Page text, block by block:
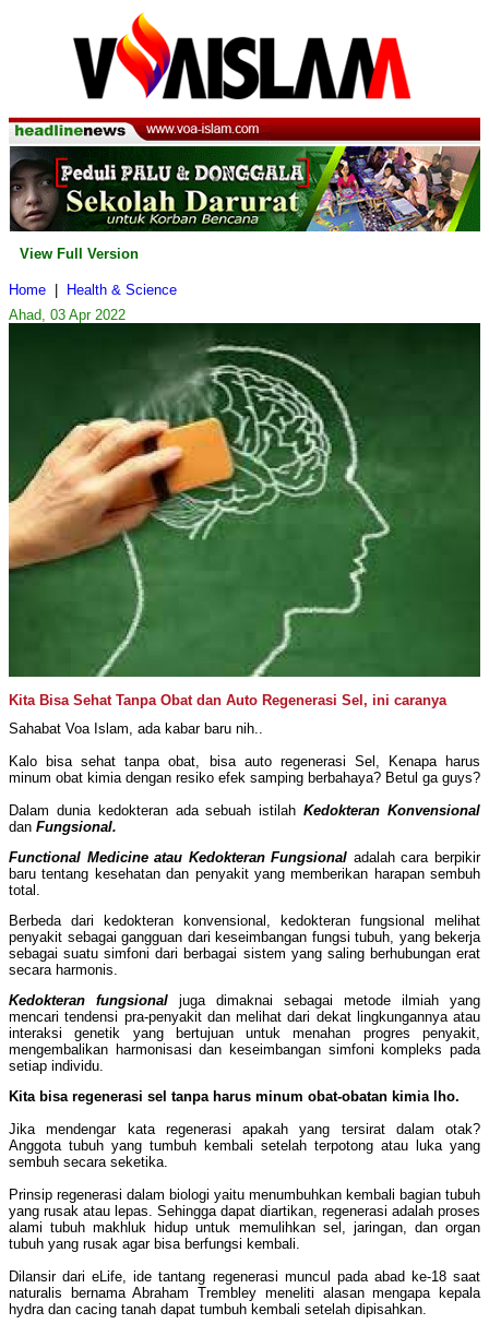
View Full Version
Home
Health & Science
Ahad, 03 Apr 2022
Kita Bisa Sehat Tanpa Obat dan Auto Regenerasi Sel, ini caranya
Sahabat Voa Islam, ada kabar baru nih..
Kalo bisa sehat tanpa obat, bisa auto regenerasi Sel, Kenapa harus
minum obat kimia dengan resiko efek samping berbahaya? Betul ga guys?
Dalam dunia kedokteran ada sebuah istilahKedokteran Konvensional
dan Fungsional.
Functional Medicine atau Kedokteran Fungsional adalah cara berpikir
baru tentang kesehatan dan penyakit yang memberikan harapan sembuh
total.
Berbeda dari kedokteran konvensional, kedokteran fungsional melihat
penyakit sebagai gangguan dari keseimbangan fungsi tubuh, yang bekerja
sebagai suatu simfoni dari berbagai sistem yang saling berhubungan erat
secara harmonis.
Kedokteran fungsional juga dimaknai sebagai metode ilmiah yang
mencari tendensi pra-penyakit dan melihat dari dekat lingkungannya atau
interaksi genetik yang bertujuan untuk menahan progres penyakit,
mengembalikan harmonisasi dan keseimbangan simfoni kompleks pada
setiap individu.
Kita bisa regenerasi sel tanpa harus minum obat-obatan kimia lho.
Jika mendengar kata regenerasi apakah yang tersirat dalam otak?
Anggota tubuh yang tumbuh kembali setelah terpotong atau luka yang
sembuh secara seketika.
Prinsip regenerasi dalam biologi yaitu menumbuhkan kembali bagian tubuh
yang rusak atau lepas. Sehingga dapat diartikan, regenerasi adalah proses
alami tubuh makhluk hidup untuk memulihkan sel, jaringan, dan organ
tubuh yang rusak agar bisa berfungsi kembali.
Dilansir dari eLife, ide tantang regenerasi muncul pada abad ke-18 saat
naturalis bernama Abraham Trembley meneliti alasan mengapa kepala
hydra dan cacing tanah dapat tumbuh kembali setelah dipisahkan.